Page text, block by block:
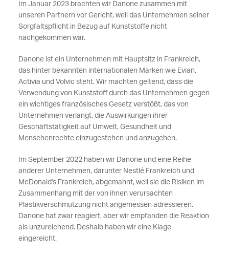
Im Januar 2023 brachten wir Danone zusammen mit
unseren Partnern vor Gericht, weil das Unternehmen seiner
Sorgfaltspflicht in Bezug auf Kunststoffe nicht
nachgekommen war.
Danone ist ein Unternehmen mit Hauptsitz in Frankreich,
das hinter bekannten internationalen Marken wie Evian,
Activia und Volvic steht. Wir machten geltend, dass die
Verwendung von Kunststoff durch das Unternehmen gegen
ein wichtiges französisches Gesetz verstößt, das von
Unternehmen verlangt, die Auswirkungen ihrer
Geschäftstätigkeit auf Umwelt, Gesundheit und
Menschenrechte einzugestehen und anzugehen.
Im September 2022 haben wir Danone und eine Reihe
anderer Unternehmen, darunter Nestlé Frankreich und
McDonald's Frankreich, abgemahnt, weil sie die Risiken im
Zusammenhang mit der von ihnen verursachten
Plastikverschmutzung nicht angemessen adressieren.
Danone hat zwar reagiert, aber wir empfanden die Reaktion
als unzureichend. Deshalb haben wir eine Klage
eingereicht.